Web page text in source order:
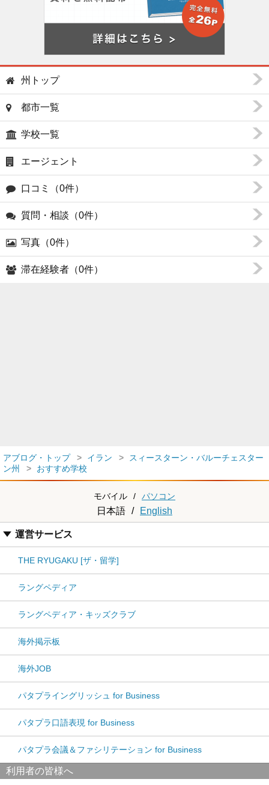
州トップ
都市一覧
学校一覧
エージェント
口コミ（0件）
質問・相談（0件）
写真（0件）
滞在経験者（0件）
アブログ・トップ イラン
スィースターン・バルーチェスター
ン州
おすすめ学校
モバイル / パソコン
日本語 / English
運営サービス
THE RYUGAKU [ザ・留学]
ラングペディア
ラングペディア・キッズクラブ
海外掲示板
海外JOB
パタプライングリッシュ for Business
パタプラ口語表現 for Business
パタプラ会議＆ファシリテーション for Business
利用者の皆様へ